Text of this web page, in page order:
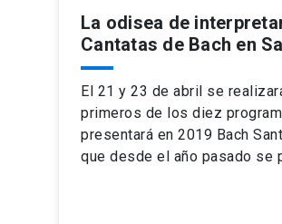
La odisea de
Cantatas de Bach en
El 21 y 23 de abril se
primeros de los diez
presentará en 2019 Bach
que desde el año pasado se